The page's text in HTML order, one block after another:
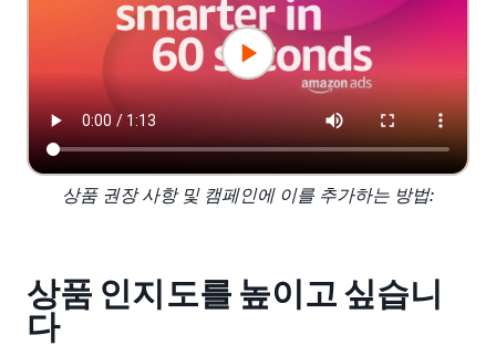
상품 권장 사항 및 캠페인에 이를 추가하는 방법:
상품 인지도를 높이고 싶습니
다